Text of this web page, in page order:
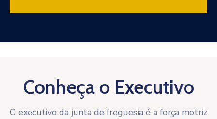
Conheça o Executivo
O executivo da junta de freguesia é a força motriz